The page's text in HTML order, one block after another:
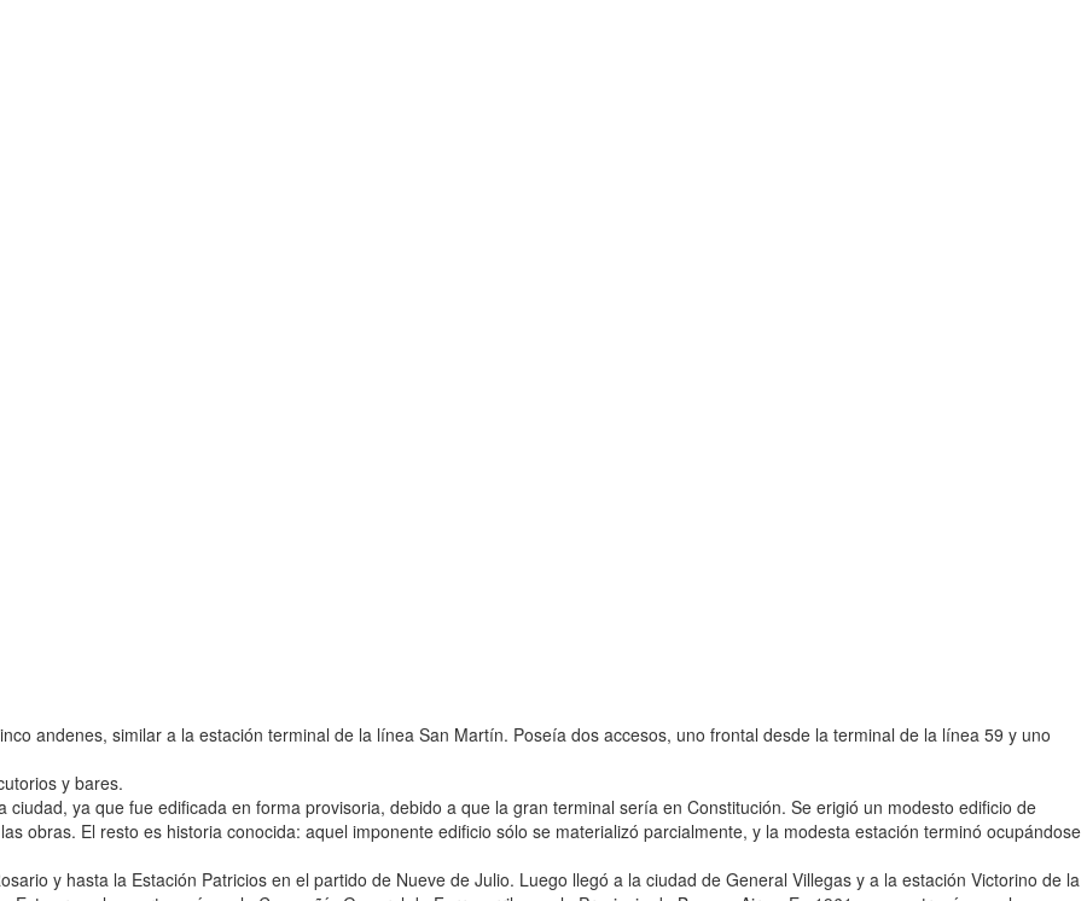
andenes, similar a la estación terminal de la línea San Martín. Poseía dos accesos, uno frontal desde la terminal de la línea 59 y uno
y bares.
ya que fue edificada en forma provisoria, debido a que la gran terminal sería en Constitución. Se erigió un modesto edificio de
obras. El resto es historia conocida: aquel imponente edificio sólo se materializó parcialmente, y la modesta estación terminó ocupándose
y hasta la Estación Patricios en el partido de Nueve de Julio. Luego llegó a la ciudad de General Villegas y a la estación Victorino de la